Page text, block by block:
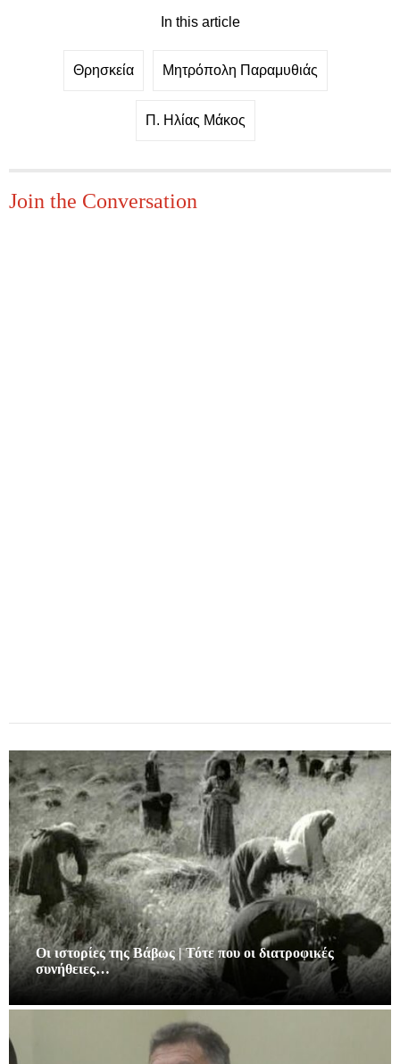
In this article
Θρησκεία Μητρόπολη Παραμυθιάς
Π. Ηλίας Μάκος
Join the Conversation
Οι ιστορίες της Βάβως | Τότε που οι διατροφικές
συνήθειες…